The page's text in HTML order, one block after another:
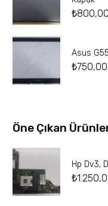
₺800,00
Asus
₺750,00
Öne Çıkan
Hp Dv3,
₺